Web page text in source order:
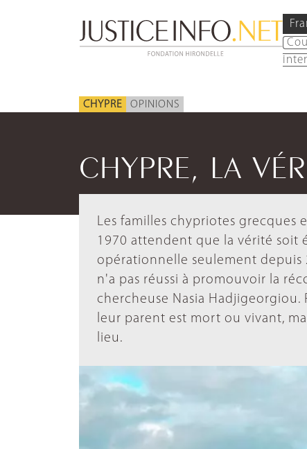
CHYPRE OPINIONS
CHYPRE, LA
Les familles chypriotes grecques
1970 attendent que la vérité soit
opérationnelle seulement depuis
n'a pas réussi à promouvoir la
chercheuse Nasia Hadjigeorgiou.
leur parent est mort ou vivant,
lieu.